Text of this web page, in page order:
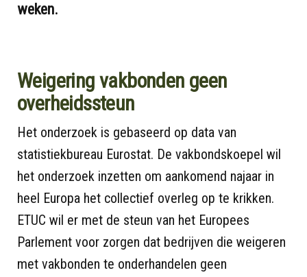
weken.
Weigering vakbonden geen
overheidssteun
Het onderzoek is gebaseerd op data van
statistiekbureau Eurostat. De vakbondskoepel wil
het onderzoek inzetten om aankomend najaar in
heel Europa het collectief overleg op te krikken.
ETUC wil er met de steun van het Europees
Parlement voor zorgen dat bedrijven die weigeren
met vakbonden te onderhandelen geen